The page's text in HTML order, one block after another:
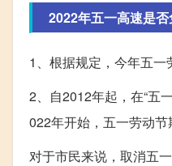
2022年五一高速是
1、根据规定，今年五一
2、自2012年起，在“五
022年开始，五一劳动节
对于市民来说，取消五